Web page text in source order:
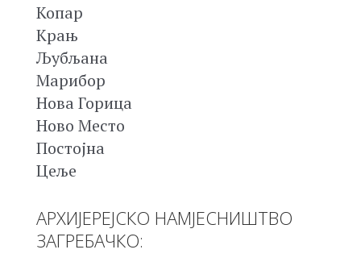
Копар
Крањ
Љубљана
Марибор
Нова Горица
Ново Место
Постојна
Цеље
АРХИЈЕРЕЈСКО НАМЈЕСНИШТВО
ЗАГРЕБАЧКО: